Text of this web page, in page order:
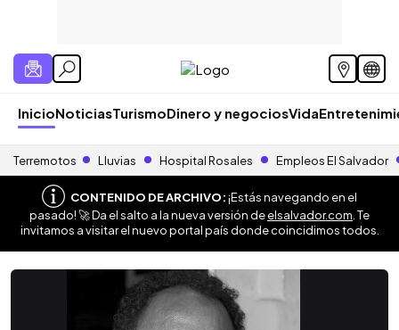
InicioNoticiasTurismoDinero y negociosVida
Terremotos Lluvias Hospital Rosales Empleos El Salvador
CONTENIDO DE ARCHIVO:¡Estás navegando en el
pasado! 🚀 Da el salto a la nueva versión deelsalvador.com . Te
invitamos a visitar el nuevo portal país donde coincidimos todos.